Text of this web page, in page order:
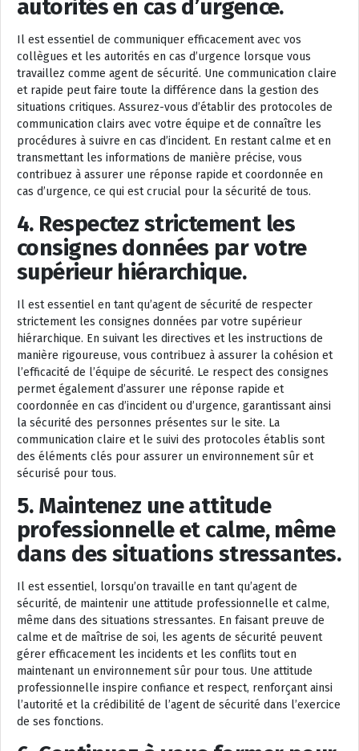
autorités en cas d’urgence.
Il est essentiel de communiquer efficacement avec vos
collègues et les autorités en cas d’urgence lorsque vous
travaillez comme agent de sécurité. Une communication claire
et rapide peut faire toute la différence dans la gestion des
situations critiques. Assurez-vous d’établir des protocoles de
communication clairs avec votre équipe et de connaître les
procédures à suivre en cas d’incident. En restant calme et en
transmettant les informations de manière précise, vous
contribuez à assurer une réponse rapide et coordonnée en
cas d’urgence, ce qui est crucial pour la sécurité de tous.
4. Respectez strictement les
consignes données par votre
supérieur hiérarchique.
Il est essentiel en tant qu’agent de sécurité de respecter
strictement les consignes données par votre supérieur
hiérarchique. En suivant les directives et les instructions de
manière rigoureuse, vous contribuez à assurer la cohésion et
l’efficacité de l’équipe de sécurité. Le respect des consignes
permet également d’assurer une réponse rapide et
coordonnée en cas d’incident ou d’urgence, garantissant ainsi
la sécurité des personnes présentes sur le site. La
communication claire et le suivi des protocoles établis sont
des éléments clés pour assurer un environnement sûr et
sécurisé pour tous.
5. Maintenez une attitude
professionnelle et calme, même
dans des situations stressantes.
Il est essentiel, lorsqu’on travaille en tant qu’agent de
sécurité, de maintenir une attitude professionnelle et calme,
même dans des situations stressantes. En faisant preuve de
calme et de maîtrise de soi, les agents de sécurité peuvent
gérer efficacement les incidents et les conflits tout en
maintenant un environnement sûr pour tous. Une attitude
professionnelle inspire confiance et respect, renforçant ainsi
l’autorité et la crédibilité de l’agent de sécurité dans l’exercice
de ses fonctions.